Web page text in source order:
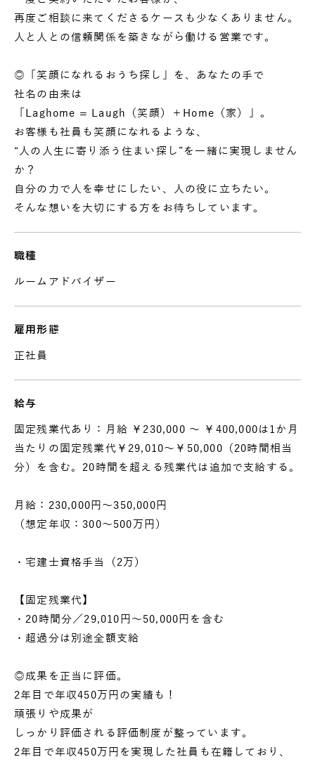
再度ご相談に来てくださるケースも少なくありません。
人と人との信頼関係を築きながら働ける営業です。
◎「笑顔になれるおうち探し」を、あなたの手で
社名の由来は
「Laghome = Laugh（笑顔）＋Home（家）」。
お客様も社員も笑顔になれるような、
“人の人生に寄り添う住まい探し”を一緒に実現しません
か？
自分の力で人を幸せにしたい、人の役に立ちたい。
そんな想いを大切にする方をお待ちしています。
職種
ルームアドバイザー
雇用形態
正社員
給与
固定残業代あり：月給 ￥230,000 〜 ￥400,000は1か月
当たりの固定残業代￥29,010〜￥50,000（20時間相当
分）を含む。20時間を超える残業代は追加で支給する。
月給：230,000円～350,000円
（想定年収：300～500万円）
・宅建士資格手当（2万）
【固定残業代】
・20時間分／29,010円～50,000円を含む
・超過分は別途全額支給
◎成果を正当に評価。
2年目で年収450万円の実績も！
頑張りや成果が
しっかり評価される評価制度が整っています。
2年目で年収450万円を実現した社員も在籍しており、